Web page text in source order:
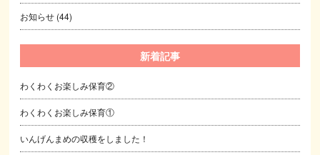
お知らせ (44)
新着記事
わくわくお楽しみ保育②
わくわくお楽しみ保育①
いんげんまめの収穫をしました！